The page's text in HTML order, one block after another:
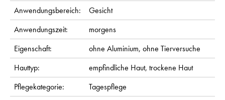
Anwendungsbereich:
Gesicht
Anwendungszeit:
morgens
Eigenschaft:
ohne Aluminium, ohne Tierversuche
Hauttyp:
empfindliche Haut, trockene Haut
Pflegekategorie:
Tagespflege